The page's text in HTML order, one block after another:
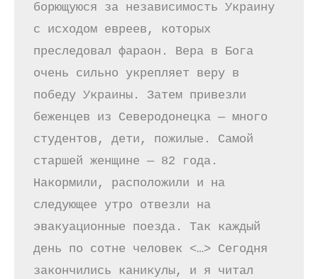
борющуюся за независимость Украину
с исходом евреев, которых
преследовал фараон. Вера в Бога
очень сильно укрепляет веру в
победу Украины. Затем привезли
беженцев из Северодонецка — много
студентов, дети, пожилые. Самой
старшей женщине — 82 года.
Накормили, расположили и на
следующее утро отвезли на
эвакуационные поезда. Так каждый
день по сотне человек <…> Сегодня
закончились каникулы, и я читал